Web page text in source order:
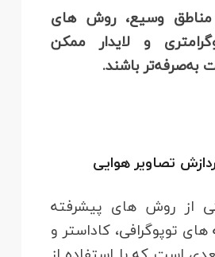
وسیع، روش‌ های
و لایدار ممکن
به‌صرفه‌تر باشند.
تصاویر هوایی
از روش‌ های پیشرفته
توپوگرافی، کاداستر و